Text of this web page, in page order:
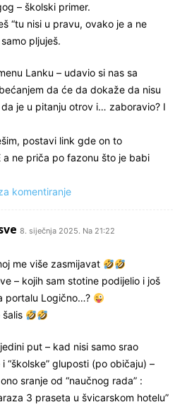
– školski primer.
“tu nisi u pravu, ovako je a ne
pljuješ.
Lanku – udavio si nas sa
da će da dokaže da nisu
je u pitanju otrov i… zaboravio? I
postavi link gde on to
a ne priča po fazonu što je babi
komentiranje
8. siječnja 2025. Na 21:22
me više zasmijavat
– kojih sam stotine podijelio i još
portalu Logično…?
šalis
put – kad nisi samo srao
i “školske” gluposti (po običaju) –
sranje od “naučnog rada” :
3 praseta u švicarskom hotelu”